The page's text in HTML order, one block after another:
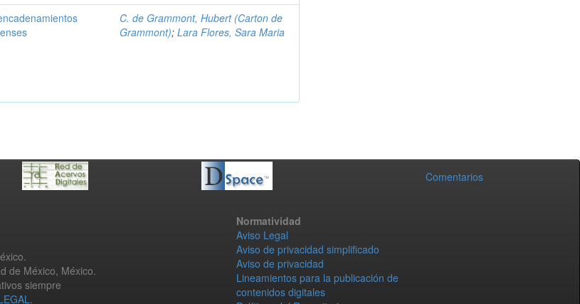
C. de Grammont, Hubert (Carton de
Grammont);Lara Flores, Sara Maria
Comentarios
de México, México.
siempre
.
Normatividad
Aviso Legal
Aviso de privacidad simplificado
Aviso de privacidad
Lineamientos para la publicación de
contenidos digitales